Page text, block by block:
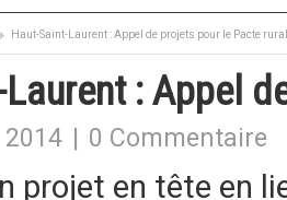
Haut-Saint-Laurent : Appel de projets pour le Pacte rural
: Appel
0 Commentaire
projet en tête en